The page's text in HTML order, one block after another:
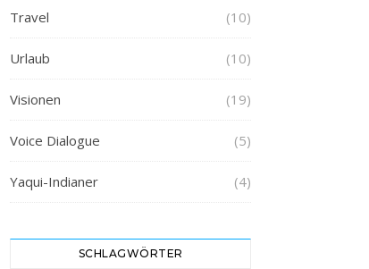
Travel (10)
Urlaub (10)
Visionen (19)
Voice Dialogue (5)
Yaqui-Indianer (4)
SCHLAGWÖRTER